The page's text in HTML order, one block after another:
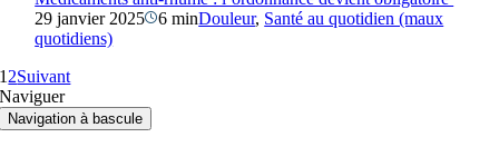
29 janvier 2025
6 minDouleur, Santé au quotidien (maux
quotidiens)
1 2Suivant
Naviguer
Navigation à bascule